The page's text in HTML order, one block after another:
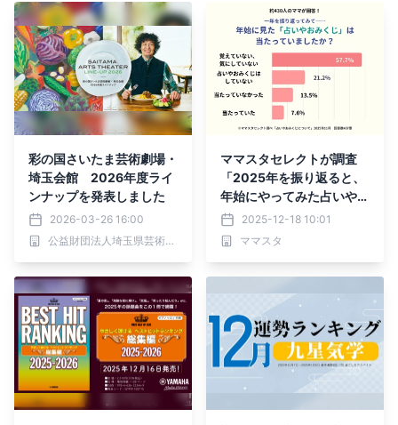
彩の国さいたま芸術劇場・
埼玉会館 2026年度ライ
ンナップを発表しました
2026-03-26 16:00
公益財団法人埼玉県芸術文化振興財団
ママスタセレクトが調査
「2025年を振り返ると、
年始にやってみた占いやお
みくじは当たっていた？」
【ママスタアンケート】
2025-12-18 10:01
ママスタ